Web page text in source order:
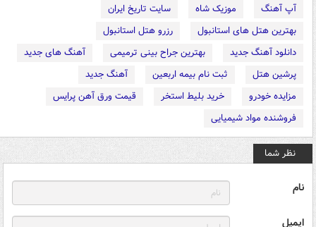
آپ آهنگ موزیک شاه
سایت تاریخ ایران
بهترین هتل های استانبول
رزرو هتل استانبول
دانلود آهنگ جدید
بهترین جراح بینی ترمیمی
آهنگ های جدید
پرشین هتل
ثبت نام بیمه اربعین
آهنگ جدید
مزایده خودرو
خرید بلیط استخر
قیمت ورق آهن پرایس
فروشنده مواد شیمیایی
نظر شما
نام
ایمیل